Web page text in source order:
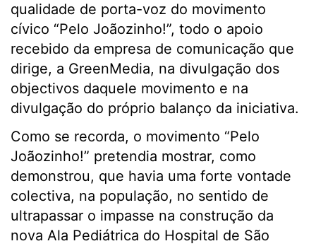
qualidade de porta-voz do movimento
cívico “Pelo Joãozinho!”, todo o apoio
recebido da empresa de comunicação que
dirige, a GreenMedia, na divulgação dos
objectivos daquele movimento e na
divulgação do próprio balanço da iniciativa.
Como se recorda, o movimento “Pelo
Joãozinho!” pretendia mostrar, como
demonstrou, que havia uma forte vontade
colectiva, na população, no sentido de
ultrapassar o impasse na construção da
nova Ala Pediátrica do Hospital de São